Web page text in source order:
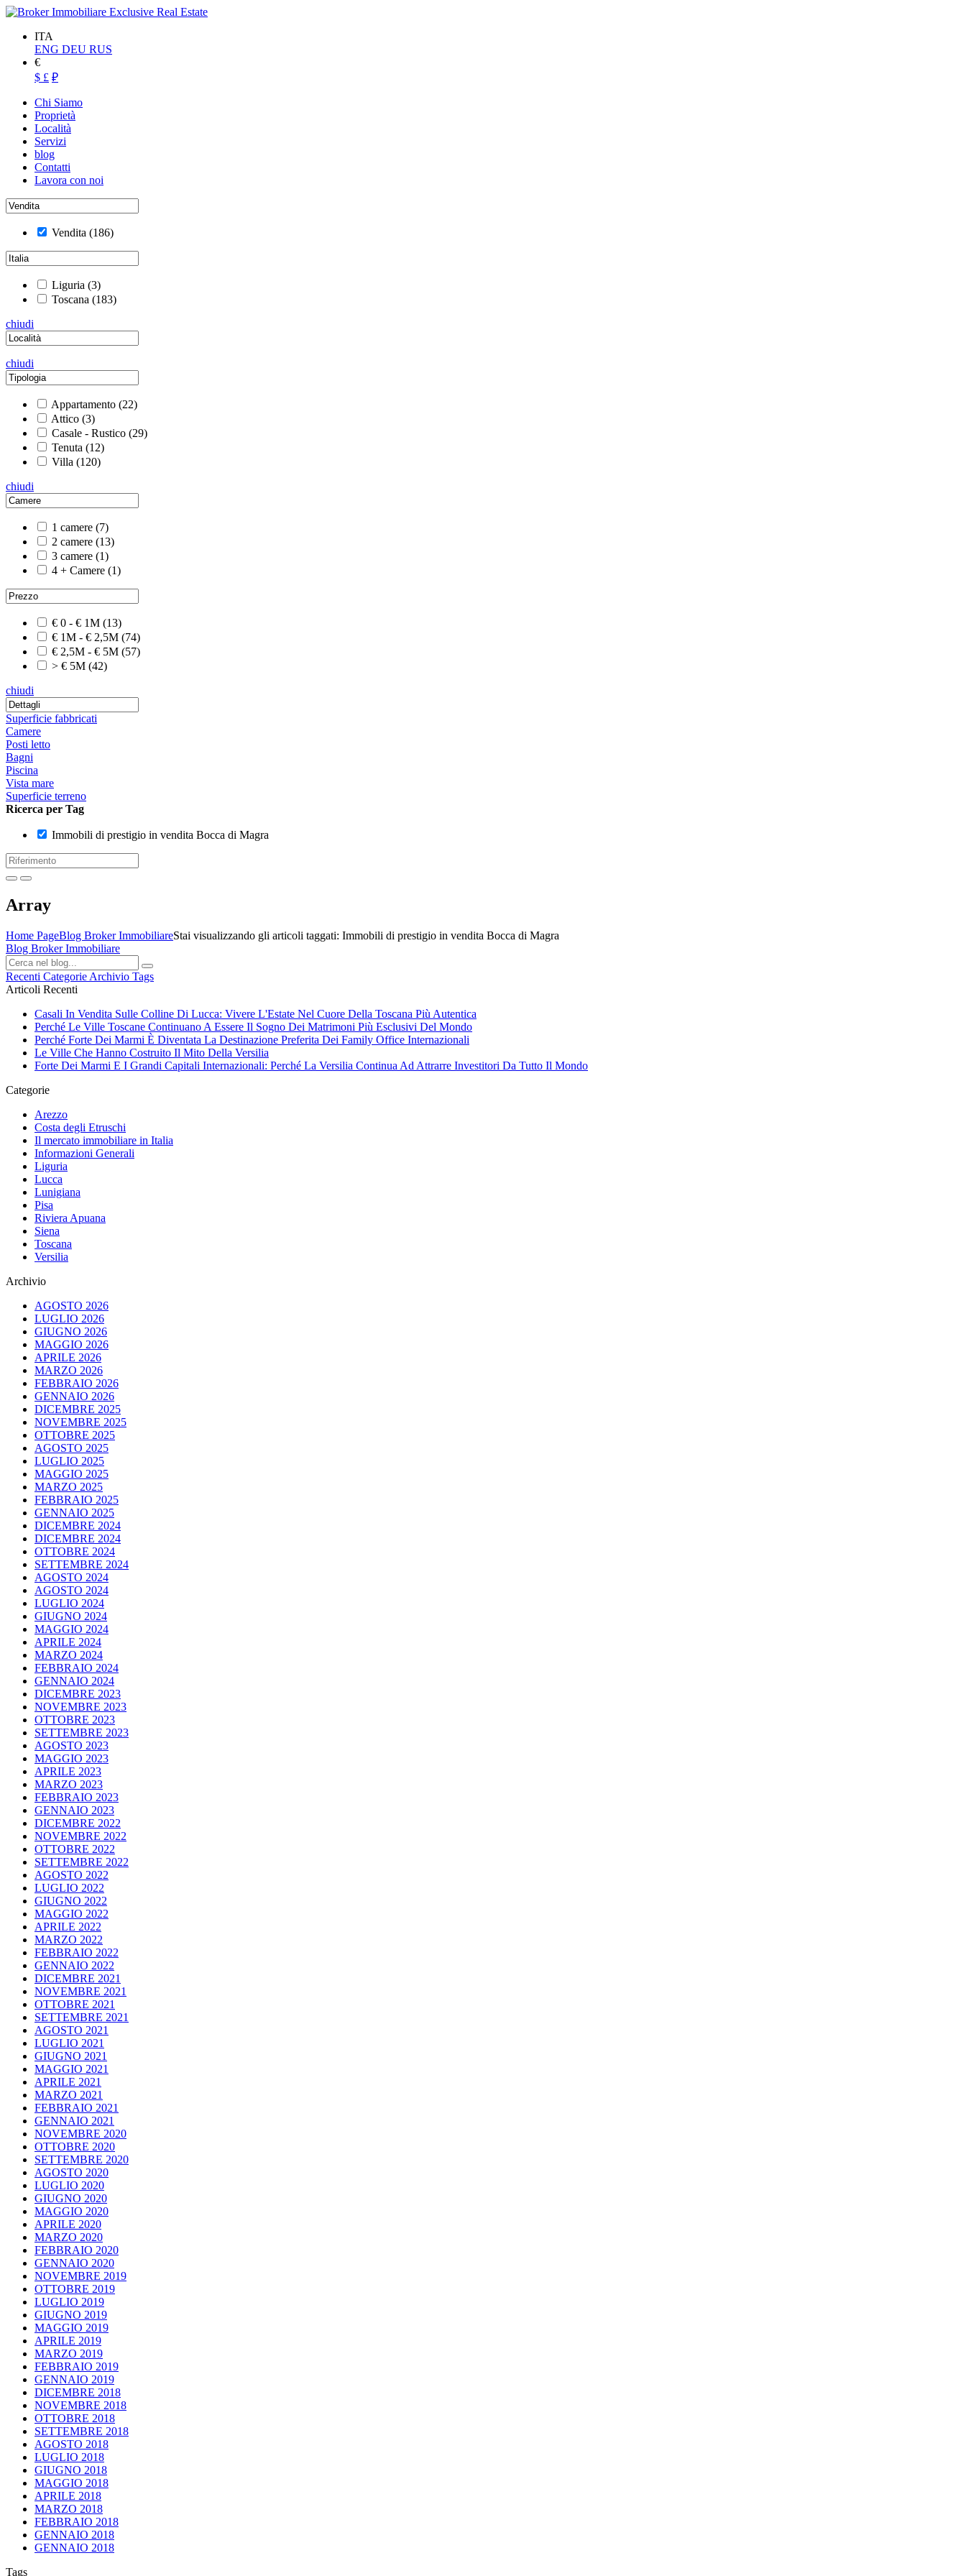
ITA
ENG DEU RUS
€
$ £ ₽
Chi Siamo
Proprietà
Località
Servizi
blog
Contatti
Lavora con noi
Vendita (186)
Liguria (3)
Toscana (183)
chiudi
chiudi
Appartamento (22)
Attico (3)
Casale - Rustico (29)
Tenuta (12)
Villa (120)
chiudi
1 camere (7)
2 camere (13)
3 camere (1)
4 + Camere (1)
€ 0 - € 1M (13)
€ 1M - € 2,5M (74)
€ 2,5M - € 5M (57)
> € 5M (42)
chiudi
Superficie fabbricati
Camere
Posti letto
Bagni
Piscina
Vista mare
Superficie terreno
Ricerca per Tag
Immobili di prestigio in vendita Bocca di Magra
Array
Home PageBlog Broker ImmobiliareStai visualizzando gli articoli taggati: Immobili di prestigio in vendita Bocca di Magra
Blog Broker Immobiliare
Recenti Categorie Archivio Tags
Articoli Recenti
Casali In Vendita Sulle Colline Di Lucca: Vivere L'Estate Nel Cuore Della Toscana Più Autentica
Perché Le Ville Toscane Continuano A Essere Il Sogno Dei Matrimoni Più Esclusivi Del Mondo
Perché Forte Dei Marmi È Diventata La Destinazione Preferita Dei Family Office Internazionali
Le Ville Che Hanno Costruito Il Mito Della Versilia
Forte Dei Marmi E I Grandi Capitali Internazionali: Perché La Versilia Continua Ad Attrarre Investitori Da Tutto Il Mondo
Categorie
Arezzo
Costa degli Etruschi
Il mercato immobiliare in Italia
Informazioni Generali
Liguria
Lucca
Lunigiana
Pisa
Riviera Apuana
Siena
Toscana
Versilia
Archivio
AGOSTO 2026
LUGLIO 2026
GIUGNO 2026
MAGGIO 2026
APRILE 2026
MARZO 2026
FEBBRAIO 2026
GENNAIO 2026
DICEMBRE 2025
NOVEMBRE 2025
OTTOBRE 2025
AGOSTO 2025
LUGLIO 2025
MAGGIO 2025
MARZO 2025
FEBBRAIO 2025
GENNAIO 2025
DICEMBRE 2024
DICEMBRE 2024
OTTOBRE 2024
SETTEMBRE 2024
AGOSTO 2024
AGOSTO 2024
LUGLIO 2024
GIUGNO 2024
MAGGIO 2024
APRILE 2024
MARZO 2024
FEBBRAIO 2024
GENNAIO 2024
DICEMBRE 2023
NOVEMBRE 2023
OTTOBRE 2023
SETTEMBRE 2023
AGOSTO 2023
MAGGIO 2023
APRILE 2023
MARZO 2023
FEBBRAIO 2023
GENNAIO 2023
DICEMBRE 2022
NOVEMBRE 2022
OTTOBRE 2022
SETTEMBRE 2022
AGOSTO 2022
LUGLIO 2022
GIUGNO 2022
MAGGIO 2022
APRILE 2022
MARZO 2022
FEBBRAIO 2022
GENNAIO 2022
DICEMBRE 2021
NOVEMBRE 2021
OTTOBRE 2021
SETTEMBRE 2021
AGOSTO 2021
LUGLIO 2021
GIUGNO 2021
MAGGIO 2021
APRILE 2021
MARZO 2021
FEBBRAIO 2021
GENNAIO 2021
NOVEMBRE 2020
OTTOBRE 2020
SETTEMBRE 2020
AGOSTO 2020
LUGLIO 2020
GIUGNO 2020
MAGGIO 2020
APRILE 2020
MARZO 2020
FEBBRAIO 2020
GENNAIO 2020
NOVEMBRE 2019
OTTOBRE 2019
LUGLIO 2019
GIUGNO 2019
MAGGIO 2019
APRILE 2019
MARZO 2019
FEBBRAIO 2019
GENNAIO 2019
DICEMBRE 2018
NOVEMBRE 2018
OTTOBRE 2018
SETTEMBRE 2018
AGOSTO 2018
LUGLIO 2018
GIUGNO 2018
MAGGIO 2018
APRILE 2018
MARZO 2018
FEBBRAIO 2018
GENNAIO 2018
GENNAIO 2018
Tags